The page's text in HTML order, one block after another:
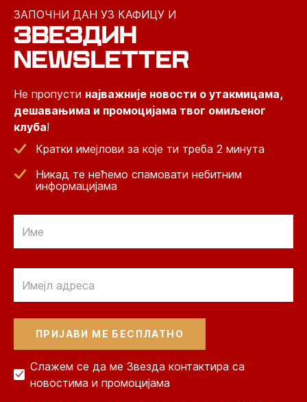
ЗАПОЧНИ ДАН УЗ КАФИЦУ И
ЗВЕЗДИН
NEWSLETTER
Не пропусти најважније новости о утакмицама,
дешавањима и промоцијама твог омиљеног
клуба!
Кратки имејлови за које ти треба 2 минута
Никад те нећемо спамовати небитним
информацијама
Слажем се да ме Звезда контактира са
новостима и промоцијама